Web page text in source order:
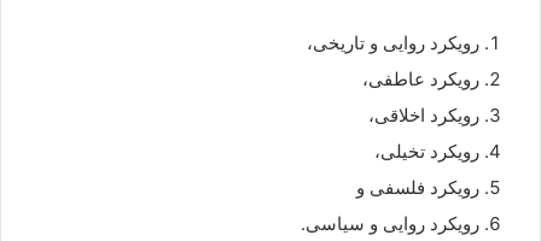
رویکرد روایی و تاریخی،
رویکرد عاطفی،
رویکرد اخلاقی،
رویکرد تخیلی،
رویکرد فلسفی و
رویکرد روایی و سیاسی.